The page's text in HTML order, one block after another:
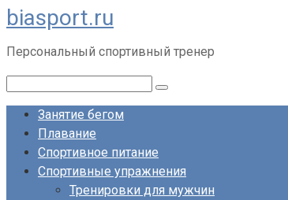
Перейти
к
контенту
biasport.ru
Персональный спортивный тренер
Занятие бегом
Плавание
Спортивное питание
Спортивные упражнения
Тренировки для мужчин